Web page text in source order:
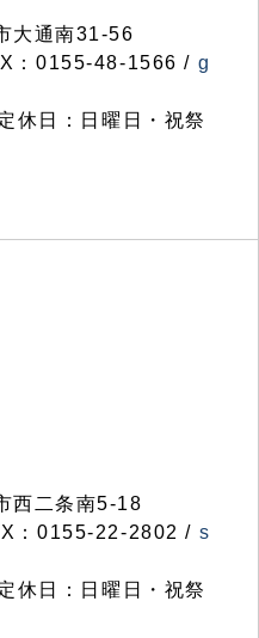
大通南31-56
：0155-48-1566 / g
休日：日曜日・祝祭
西二条南5-18
：0155-22-2802 / s
休日：日曜日・祝祭